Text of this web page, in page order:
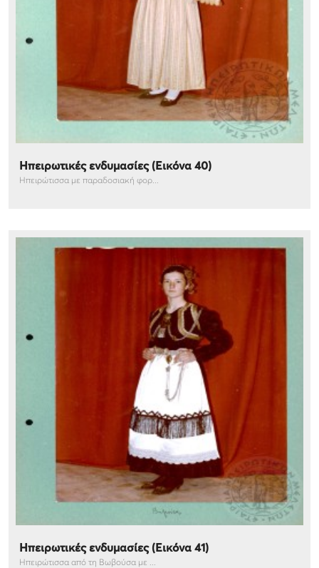
Ηπειρωτικές ενδυμασίες (Εικόνα 40)
Ηπειρώτισσα με παραδοσιακή φορ...
Ηπειρωτικές ενδυμασίες (Εικόνα 41)
Ηπειρώτισσα από τη Βωβούσα με ...